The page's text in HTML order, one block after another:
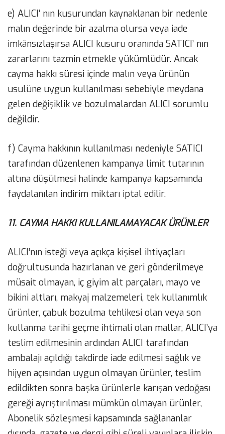
e) ALICI’ nın kusurundan kaynaklanan bir nedenle
malın değerinde bir azalma olursa veya iade
imkânsızlaşırsa ALICI kusuru oranında SATICI’ nın
zararlarını tazmin etmekle yükümlüdür. Ancak
cayma hakkı süresi içinde malın veya ürünün
usulüne uygun kullanılması sebebiyle meydana
gelen değişiklik ve bozulmalardan ALICI sorumlu
değildir.
f) Cayma hakkının kullanılması nedeniyle SATICI
tarafından düzenlenen kampanya limit tutarının
altına düşülmesi halinde kampanya kapsamında
faydalanılan indirim miktarı iptal edilir.
11. CAYMA HAKKI KULLANILAMAYACAK ÜRÜNLER
ALICI’nın isteği veya açıkça kişisel ihtiyaçları
doğrultusunda hazırlanan ve geri gönderilmeye
müsait olmayan, iç giyim alt parçaları, mayo ve
bikini altları, makyaj malzemeleri, tek kullanımlık
ürünler, çabuk bozulma tehlikesi olan veya son
kullanma tarihi geçme ihtimali olan mallar, ALICI’ya
teslim edilmesinin ardından ALICI tarafından
ambalajı açıldığı takdirde iade edilmesi sağlık ve
hijyen açısından uygun olmayan ürünler, teslim
edildikten sonra başka ürünlerle karışan vedoğası
gereği ayrıştırılması mümkün olmayan ürünler,
Abonelik sözleşmesi kapsamında sağlananlar